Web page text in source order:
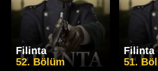
Filinta
52. Bölüm
Filinta
51.